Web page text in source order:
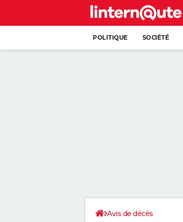
POLITIQUE SOCIÉTÉ
Avis de décès